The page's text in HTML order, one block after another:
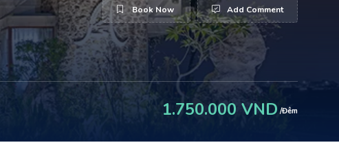
Book Now Add Comment
1.750.000 VND /Đêm